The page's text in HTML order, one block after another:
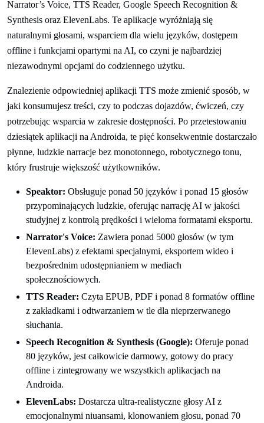
Narrator’s Voice, TTS Reader, Google Speech Recognition &
Synthesis oraz ElevenLabs. Te aplikacje wyróżniają się
naturalnymi głosami, wsparciem dla wielu języków, dostępem
offline i funkcjami opartymi na AI, co czyni je najbardziej
niezawodnymi opcjami do codziennego użytku.
Znalezienie odpowiedniej aplikacji TTS może zmienić sposób, w
jaki konsumujesz treści, czy to podczas dojazdów, ćwiczeń, czy
potrzebując wsparcia w zakresie dostępności. Po przetestowaniu
dziesiątek aplikacji na Androida, te pięć konsekwentnie dostarczało
płynne, ludzkie narracje bez monotonnego, robotycznego tonu,
który frustruje większość użytkowników.
Speaktor: Obsługuje ponad 50 języków i ponad 15 głosów
przypominających ludzkie, oferując narrację AI w jakości
studyjnej z kontrolą prędkości i wieloma formatami eksportu.
Narrator's Voice: Zawiera ponad 5000 głosów (w tym
ElevenLabs) z efektami specjalnymi, eksportem wideo i
bezpośrednim udostępnianiem w mediach
społecznościowych.
TTS Reader: Czyta EPUB, PDF i ponad 8 formatów offline
z zakładkami i odtwarzaniem w tle dla nieprzerwanego
słuchania.
Speech Recognition & Synthesis (Google): Oferuje ponad
80 języków, jest całkowicie darmowy, gotowy do pracy
offline i zintegrowany we wszystkich aplikacjach na
Androida.
ElevenLabs: Dostarcza ultra-realistyczne głosy AI z
emocjonalnymi niuansami, klonowaniem głosu, ponad 70